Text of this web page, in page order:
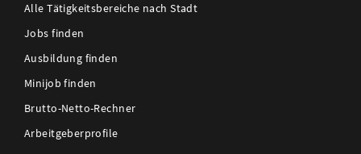
Alle Tätigkeitsbereiche nach Stadt
Jobs finden
Ausbildung finden
Minijob finden
Brutto-Netto-Rechner
Arbeitgeberprofile